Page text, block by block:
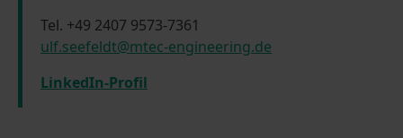
Tel. +49 2407 9573-7361
ulf.seefeldt@mtec-engineering.de
LinkedIn-Profil